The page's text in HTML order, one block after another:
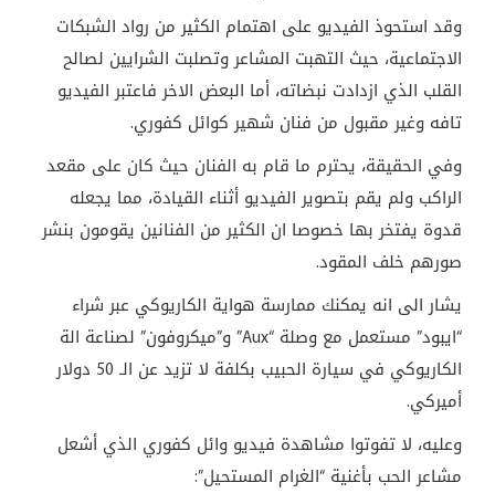
وقد استحوذ الفيديو على اهتمام الكثير من رواد الشبكات
الاجتماعية، حيث التهبت المشاعر وتصلبت الشرايين لصالح
القلب الذي ازدادت نبضاته، أما البعض الاخر فاعتبر الفيديو
تافه وغير مقبول من فنان شهير كوائل كفوري.
وفي الحقيقة، يحترم ما قام به الفنان حيث كان على مقعد
الراكب ولم يقم بتصوير الفيديو أثناء القيادة، مما يجعله
قدوة يفتخر بها خصوصا ان الكثير من الفنانين يقومون بنشر
صورهم خلف المقود.
يشار الى انه يمكنك ممارسة هواية الكاريوكي عبر شراء
“ايبود” مستعمل مع وصلة “Aux” و”ميكروفون” لصناعة الة
الكاريوكي في سيارة الحبيب بكلفة لا تزيد عن الـ 50 دولار
أميركي.
وعليه، لا تفوتوا مشاهدة فيديو وائل كفوري الذي أشعل
مشاعر الحب بأغنية “الغرام المستحيل”: